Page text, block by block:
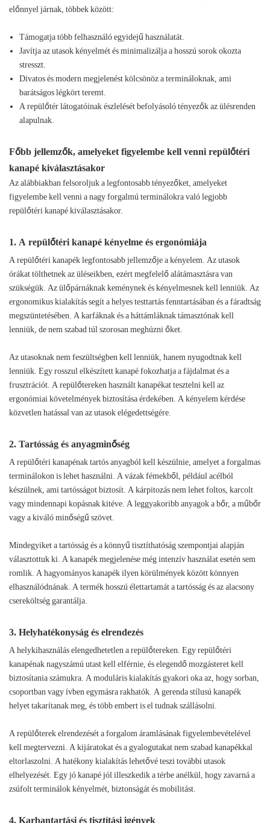
előnnyel járnak, többek között:
Támogatja több felhasználó egyidejű használatát.
Javítja az utasok kényelmét és minimalizálja a hosszú sorok okozta
stresszt.
Divatos és modern megjelenést kölcsönöz a termináloknak, ami
barátságos légkört teremt.
A repülőtér látogatóinak észlelését befolyásoló tényezők az ülésrenden
alapulnak.
Főbb jellemzők, amelyeket figyelembe kell venni repülőtéri
kanapé kiválasztásakor
Az alábbiakban felsoroljuk a legfontosabb tényezőket, amelyeket
figyelembe kell venni a nagy forgalmú terminálokra való legjobb
repülőtéri kanapé kiválasztásakor.
1. A repülőtéri kanapé kényelme és ergonómiája
A repülőtéri kanapék legfontosabb jellemzője a kényelem. Az utasok
órákat tölthetnek az üléseikben, ezért megfelelő alátámasztásra van
szükségük. Az ülőpárnáknak keménynek és kényelmesnek kell lenniük. Az
ergonomikus kialakítás segít a helyes testtartás fenntartásában és a fáradtság
megszüntetésében. A karfáknak és a háttámláknak támasztónak kell
lenniük, de nem szabad túl szorosan meghúzni őket.
Az utasoknak nem feszültségben kell lenniük, hanem nyugodtnak kell
lenniük. Egy rosszul elkészített kanapé fokozhatja a fájdalmat és a
frusztrációt. A repülőtereken használt kanapékat tesztelni kell az
ergonómiai követelmények biztosítása érdekében. A kényelem kérdése
közvetlen hatással van az utasok elégedettségére.
2. Tartósság és anyagminőség
A repülőtéri kanapénak tartós anyagból kell készülnie, amelyet a forgalmas
terminálokon is lehet használni. A vázak fémekből, például acélból
készülnek, ami tartósságot biztosít. A kárpitozás nem lehet foltos, karcolt
vagy mindennapi kopásnak kitéve. A leggyakoribb anyagok a bőr, a műbőr
vagy a kiváló minőségű szövet.
Mindegyiket a tartósság és a könnyű tisztíthatóság szempontjai alapján
választottuk ki. A kanapék megjelenése még intenzív használat esetén sem
romlik. A hagyományos kanapék ilyen körülmények között könnyen
elhasználódnának. A termék hosszú élettartamát a tartósság és az alacsony
csereköltség garantálja.
3. Helyhatékonyság és elrendezés
A helykihasználás elengedhetetlen a repülőtereken. Egy repülőtéri
kanapénak nagyszámú utast kell elférnie, és elegendő mozgásteret kell
biztosítania számukra. A moduláris kialakítás gyakori oka az, hogy sorban,
csoportban vagy ívben egymásra rakhatók. A gerenda stílusú kanapék
helyet takarítanak meg, és több embert is el tudnak szállásolni.
A repülőterek elrendezését a forgalom áramlásának figyelembevételével
kell megtervezni. A kijáratokat és a gyalogutakat nem szabad kanapékkal
eltorlaszolni. A hatékony kialakítás lehetővé teszi további utasok
elhelyezését. Egy jó kanapé jól illeszkedik a térbe anélkül, hogy zavarná a
zsúfolt terminálok kényelmét, biztonságát és mobilitást.
4. Karbantartási és tisztítási igények